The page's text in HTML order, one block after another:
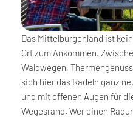
Das Mittelburgenland ist
Ort zum Ankommen.
Waldwegen,
sich hier das Radeln ganz
und mit offenen Augen für
Wegesrand. Wer einen